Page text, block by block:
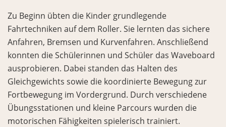
Zu Beginn übten die Kinder grundlegende
Fahrtechniken auf dem Roller. Sie lernten das sichere
Anfahren, Bremsen und Kurvenfahren. Anschließend
konnten die Schülerinnen und Schüler das Waveboard
ausprobieren. Dabei standen das Halten des
Gleichgewichts sowie die koordinierte Bewegung zur
Fortbewegung im Vordergrund. Durch verschiedene
Übungsstationen und kleine Parcours wurden die
motorischen Fähigkeiten spielerisch trainiert.